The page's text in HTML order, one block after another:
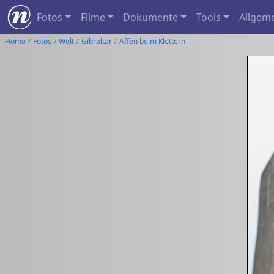
Fotos Filme Dokumente Tools
Home Fotos Welt Gibraltar Affen beim Klettern